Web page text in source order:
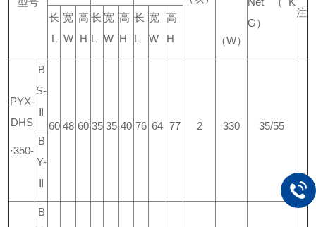
（W）
G）
注
长
L
宽
W
高
H
长
L
宽
W
高
H
长
L
宽
W
高
H
PYX-
DHS
·350-
B
S-
Ⅱ
60 48 60 35 35 40 76 64 77 2 330
35/55
B
Y-
Ⅱ
B